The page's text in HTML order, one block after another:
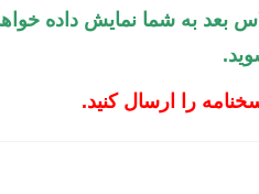
به شما نمایش داده
را ارسال کنید.